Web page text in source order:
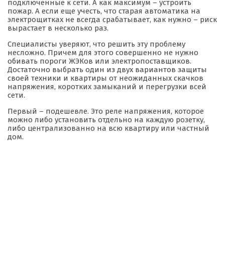
подключенные к сети. А как максимум – устроить
пожар. А если еще учесть, что старая автоматика на
электрощитках не всегда срабатывает, как нужно – риск
вырастает в несколько раз.
Специалисты уверяют, что решить эту проблему
несложно. Причем для этого совершенно не нужно
обивать пороги ЖЭКов или электропоставщиков.
Достаточно выбрать один из двух вариантов защиты
своей техники и квартиры от неожиданных скачков
напряжения, коротких замыканий и перегрузки всей
сети.
Первый – подешевле. Это реле напряжения, которое
можно либо установить отдельно на каждую розетку,
либо централизованно на всю квартиру или частный
дом.